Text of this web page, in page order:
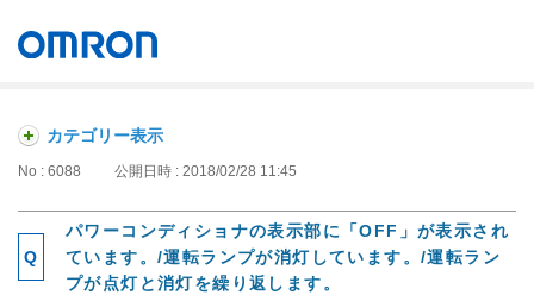
カテゴリー表示
No : 6088 公開日時 : 2018/02/28 11:45
パワーコンディショナの表示部に「OFF」が表示され
ています。/運転ランプが消灯しています。/運転ラン
プが点灯と消灯を繰り返します。